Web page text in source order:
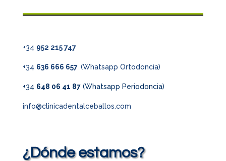
+34 952 215 747
+34 636 666 657 (Whatsapp Ortodoncia)
+34 648 06 41 87(Whatsapp Periodoncia)
info@clinicadentalceballos.com
¿Dónde estamos?